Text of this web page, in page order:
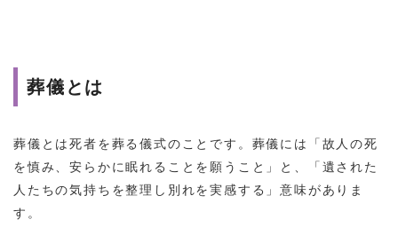
葬儀とは
葬儀とは死者を葬る儀式のことです。葬儀には「故人の死
を慎み、安らかに眠れることを願うこと」と、「遺された
人たちの気持ちを整理し別れを実感する」意味がありま
す。